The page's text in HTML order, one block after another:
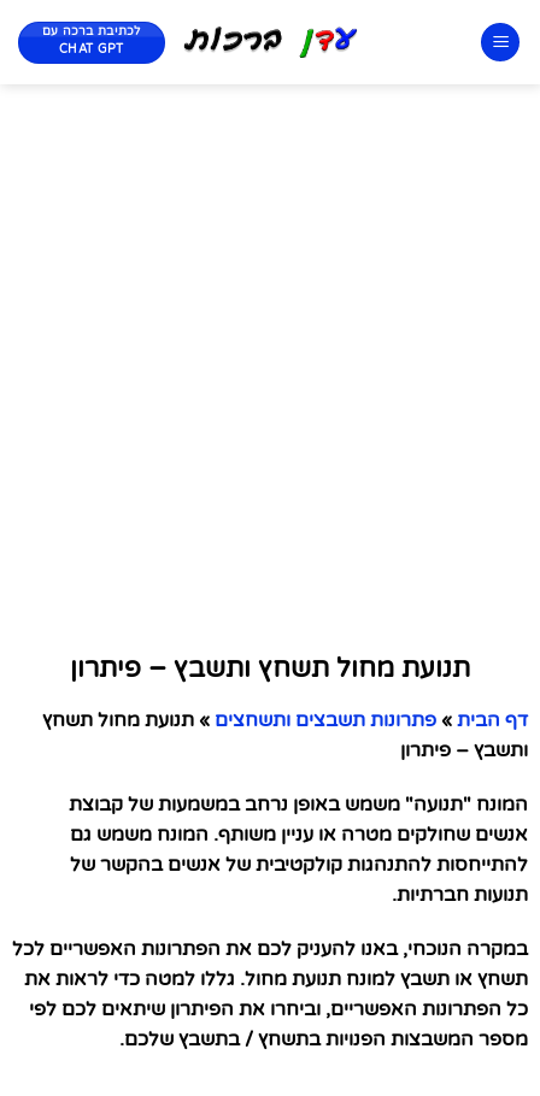
לכתיבת ברכה עם
CHAT GPT
תנועת מחול תשחץ ותשבץ – פיתרון
דף הבית » פתרונות תשבצים ותשחצים » תנועת מחול תשחץ
ותשבץ – פיתרון
המונח "תנועה" משמש באופן נרחב במשמעות של קבוצת
אנשים שחולקים מטרה או עניין משותף. המונח משמש גם
להתייחסות להתנהגות קולקטיבית של אנשים בהקשר של
תנועות חברתיות.
במקרה הנוכחי, באנו להעניק לכם את הפתרונות האפשריים לכל
תשחץ או תשבץ למונח תנועת מחול. גללו למטה כדי לראות את
כל הפתרונות האפשריים, וביחרו את הפיתרון שיתאים לכם לפי
מספר המשבצות הפנויות בתשחץ / בתשבץ שלכם.